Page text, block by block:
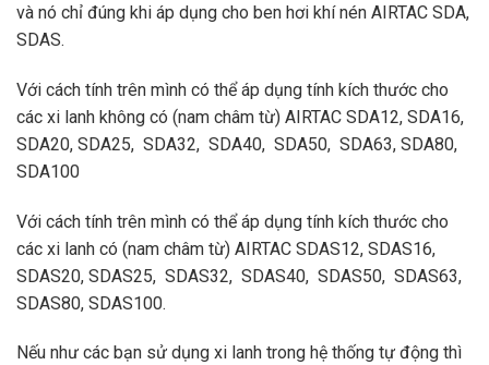
và nó chỉ đúng khi áp dụng cho ben hơi khí nén AIRTAC SDA,
SDAS.
Với cách tính trên mình có thể áp dụng tính kích thước cho
các xi lanh không có (nam châm từ) AIRTAC SDA12, SDA16,
SDA20, SDA25, SDA32, SDA40, SDA50, SDA63, SDA80,
SDA100
Với cách tính trên mình có thể áp dụng tính kích thước cho
các xi lanh có (nam châm từ) AIRTAC SDAS12, SDAS16,
SDAS20, SDAS25, SDAS32, SDAS40, SDAS50, SDAS63,
SDAS80, SDAS100.
Nếu như các bạn sử dụng xi lanh trong hệ thống tự động thì